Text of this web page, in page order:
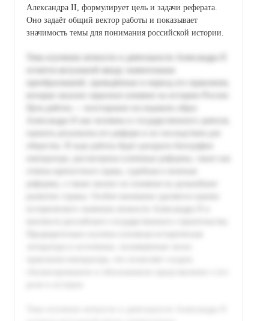
Александра II, формулирует цель и задачи реферата.
Оно задаёт общий вектор работы и показывает
значимость темы для понимания российской истории.